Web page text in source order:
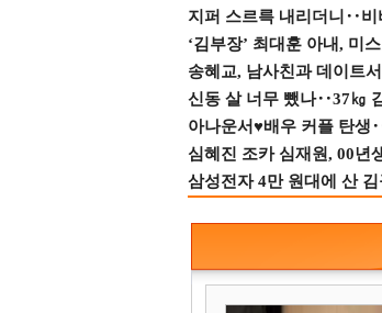
지퍼 스르륵 내리더니‥비
‘김부장’ 최대훈 아내, 미
송혜교, 남사친과 데이트
신동 살 너무 뺐나‥37㎏
아나운서♥배우 커플 탄생
심혜진 조카 심재원, 00년
삼성전자 4만 원대에 산